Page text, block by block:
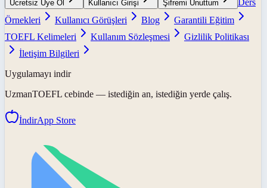
Ücretsiz Üye Ol Kullanıcı Girişi Şifremi Unuttum
Örnekleri
Kullanıcı Görüşleri Blog
Garantili Eğitim
TOEFL Kelimeleri
Kullanım Sözleşmesi
Gizlilik Politikası
İletişim Bilgileri
Uygulamayı indir
UzmanTOEFL cebinde — istediğin an, istediğin yerde çalış.
İndirApp Store